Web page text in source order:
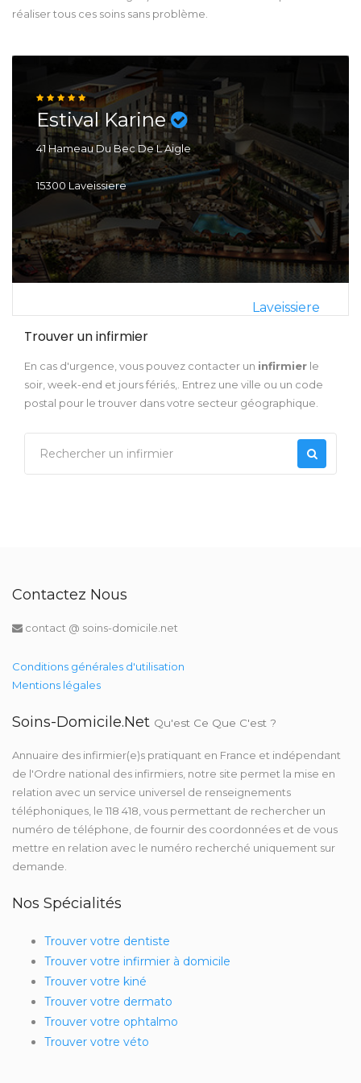
réaliser tous ces soins sans problème.
Estival Karine
41 Hameau Du Bec De L Aigle
15300 Laveissiere
Laveissiere
Trouver un infirmier
En cas d'urgence, vous pouvez contacter un infirmier le
soir, week-end et jours fériés,. Entrez une ville ou un code
postal pour le trouver dans votre secteur géographique.
Contactez Nous
contact @ soins-domicile.net
Conditions générales d'utilisation
Mentions légales
Soins-Domicile.net Qu'est Ce Que C'est ?
Annuaire des infirmier(e)s pratiquant en France et indépendant
de l'Ordre national des infirmiers, notre site permet la mise en
relation avec un service universel de renseignements
téléphoniques, le 118 418, vous permettant de rechercher un
numéro de téléphone, de fournir des coordonnées et de vous
mettre en relation avec le numéro recherché uniquement sur
demande.
Nos Spécialités
Trouver votre dentiste
Trouver votre infirmier à domicile
Trouver votre kiné
Trouver votre dermato
Trouver votre ophtalmo
Trouver votre véto